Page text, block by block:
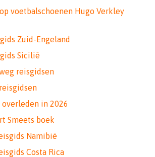
voetbalschoenen Hugo Verkley
Zuid-Engeland
Sicilië
reisgidsen
in 2026
Smeets boek
Namibië
Costa Rica